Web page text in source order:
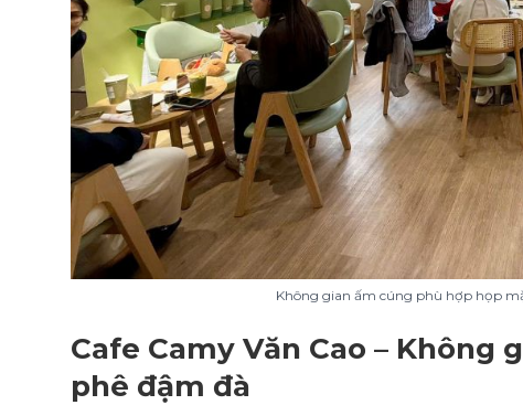
Không gian ấm cúng phù hợp họp
Cafe Camy Văn Cao – Không
phê đậm đà